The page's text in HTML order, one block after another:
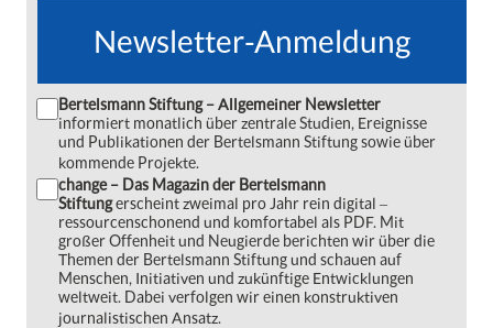
Newsletter-Anmeldung
Bertelsmann Stiftung – Allgemeiner Newsletter
informiert monatlich über zentrale Studien, Ereignisse
und Publikationen der Bertelsmann Stiftung sowie über
kommende Projekte.
change – Das Magazin der Bertelsmann
Stiftungerscheint zweimal pro Jahr rein digital ‒
ressourcenschonend und komfortabel als PDF. Mit
großer Offenheit und Neugierde berichten wir über die
Themen der Bertelsmann Stiftung und schauen auf
Menschen, Initiativen und zukünftige Entwicklungen
weltweit. Dabei verfolgen wir einen konstruktiven
journalistischen Ansatz.